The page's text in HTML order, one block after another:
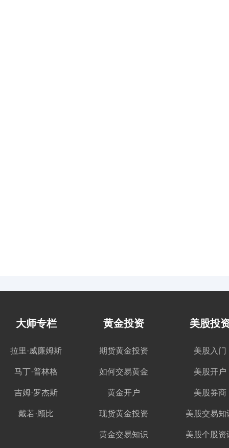
大师专栏
拉里·威廉姆斯
马丁·普林格
吉姆·罗杰斯
戴若·顾比
黄金投资
期货黄金投资
如何交易黄金
黄金开户
现货黄金投资
黄金交易知识
美股投
美股入门
美股开户
美股券商
美股交易知
美股个股资